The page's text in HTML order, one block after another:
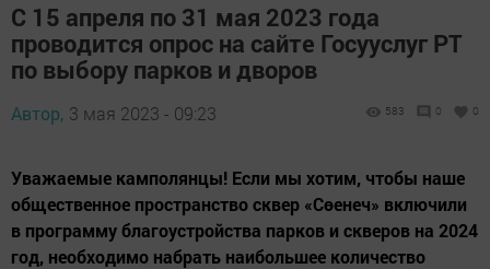
С 15 апреля по 31 мая 2023 года
проводится опрос на сайте Госууслуг РТ
по выбору парков и дворов
Автор, 3 мая 2023 - 09:23 583 0 0
Уважаемые камполянцы! Если мы хотим, чтобы наше
общественное пространство сквер «Сөенеч» включили
в программу благоустройства парков и скверов на 2024
год, необходимо набрать наибольшее количество